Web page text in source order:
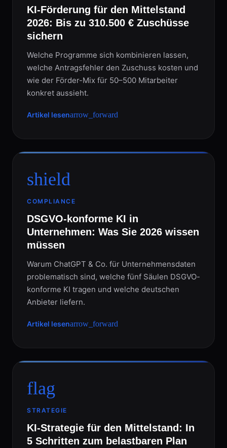
KI-Förderung für den Mittelstand
2026: Bis zu 310.500 € Zuschüsse
sichern
Welche Programme sich kombinieren lassen,
welche Antragsfehler den Zuschuss kosten und
wie der Förder-Mix für 50–500 Mitarbeiter
konkret aussieht.
Artikel lesenarrow_forward
shield
COMPLIANCE
DSGVO-konforme KI in
Unternehmen: Was Sie 2026 wissen
müssen
Warum ChatGPT & Co. für Unternehmensdaten
problematisch sind, welche fünf Säulen DSGVO-
konforme KI tragen und welche deutschen
Anbieter liefern.
Artikel lesenarrow_forward
flag
STRATEGIE
KI-Strategie für den Mittelstand: In
5 Schritten zum belastbaren Plan